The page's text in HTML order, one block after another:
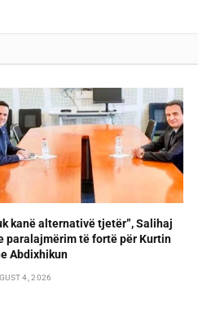
kanë alternativë tjetër”, Salihaj
paralajmërim të fortë për Kurtin
Abdixhikun
4, 2026